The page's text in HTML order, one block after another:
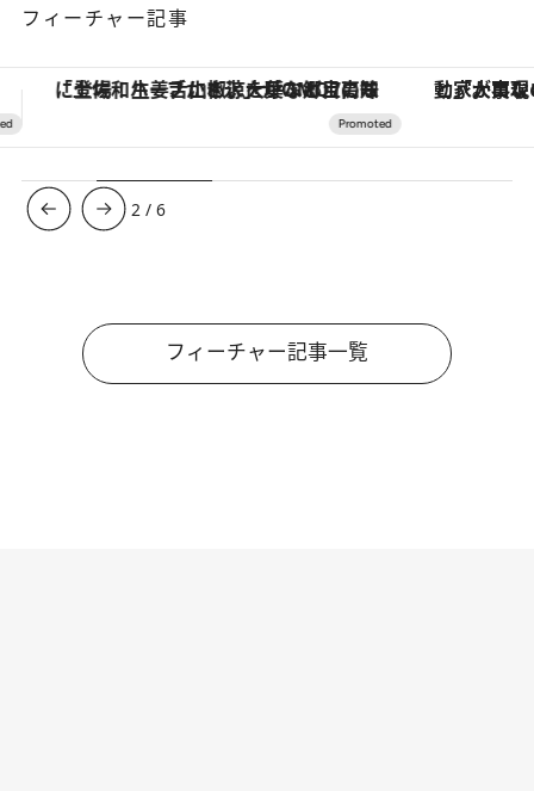
フィーチャー記事
「大事なのは地域の意識を変えること」。ロレックス賞受賞の自然保護活動家が実現させたナイジェリアの自然環境の復活 【夏限定ディナーコース】旬を
3 /6
フィーチャー記事一覧